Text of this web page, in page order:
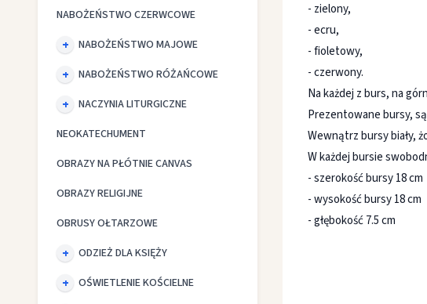
NABOŻEŃSTWO CZERWCOWE
NABOŻEŃSTWO MAJOWE
NABOŻEŃSTWO RÓŻAŃCOWE
NACZYNIA LITURGICZNE
NEOKATECHUMENT
OBRAZY NA PŁÓTNIE CANVAS
OBRAZY RELIGIJNE
OBRUSY OŁTARZOWE
ODZIEŻ DLA KSIĘŻY
OŚWIETLENIE KOŚCIELNE
- zielony,
- ecru,
- fioletowy,
- czerwony.
Na każdej z burs, na
Prezentowane bursy,
Wewnątrz bursy biały,
W każdej bursie
- szerokość bursy 18 cm
- wysokość bursy 18 cm
- głębokość 7.5 cm